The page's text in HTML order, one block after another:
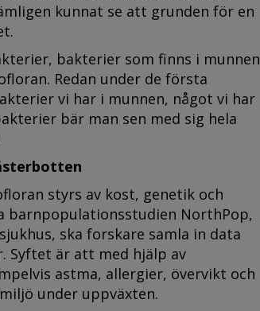
kunnat se att grunden för en
bakterier som finns i munnen
Redan under de första
vi har i munnen, något vi har
bär man sen med sig hela
styrs av kost, genetik och
barnpopulationsstudien NorthPop,
ska forskare samla in data
Syftet är att med hjälp av
astma, allergier, övervikt och
under uppväxten.